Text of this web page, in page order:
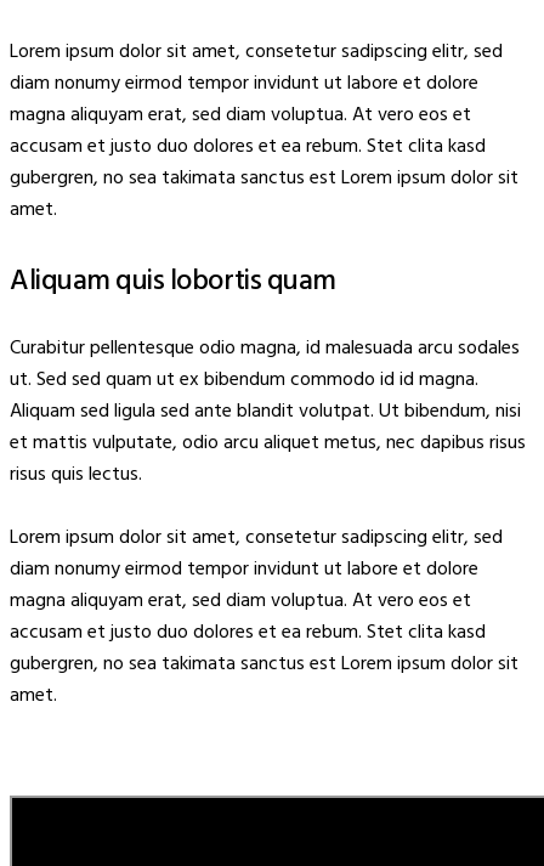
Lorem ipsum dolor sit amet, consetetur sadipscing elitr, sed
diam nonumy eirmod tempor invidunt ut labore et dolore
magna aliquyam erat, sed diam voluptua. At vero eos et
accusam et justo duo dolores et ea rebum. Stet clita kasd
gubergren, no sea takimata sanctus est Lorem ipsum dolor sit
amet.
Aliquam quis lobortis quam
Curabitur pellentesque odio magna, id malesuada arcu sodales
ut. Sed sed quam ut ex bibendum commodo id id magna.
Aliquam sed ligula sed ante blandit volutpat. Ut bibendum, nisi
et mattis vulputate, odio arcu aliquet metus, nec dapibus risus
risus quis lectus.
Lorem ipsum dolor sit amet, consetetur sadipscing elitr, sed
diam nonumy eirmod tempor invidunt ut labore et dolore
magna aliquyam erat, sed diam voluptua. At vero eos et
accusam et justo duo dolores et ea rebum. Stet clita kasd
gubergren, no sea takimata sanctus est Lorem ipsum dolor sit
amet.